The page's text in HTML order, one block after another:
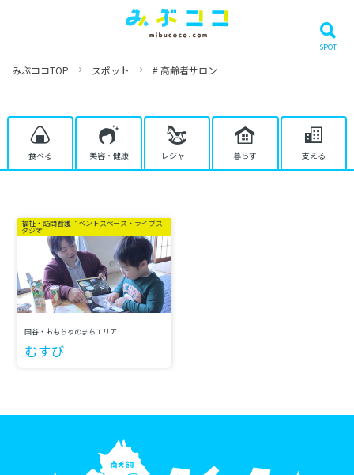
みぶココTOP スポット # 高齢者サロン
食べる 美容・健康 レジャー 暮らす 支える
コワーキング・イベントスペース・ライブス
タジオ
福祉・訪問看護
国谷・おもちゃのまちエリア
むすび